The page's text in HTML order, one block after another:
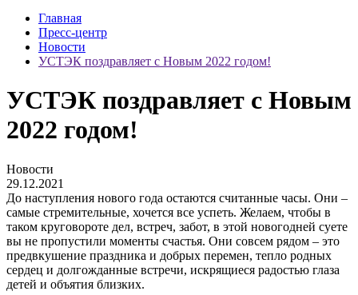
Главная
Пресс-центр
Новости
УСТЭК поздравляет с Новым 2022 годом!
УСТЭК поздравляет с Новым
2022 годом!
Новости
29.12.2021
До наступления нового года остаются считанные часы. Они –
самые стремительные, хочется все успеть. Желаем, чтобы в
таком круговороте дел, встреч, забот, в этой новогодней суете
вы не пропустили моменты счастья. Они совсем рядом – это
предвкушение праздника и добрых перемен, тепло родных
сердец и долгожданные встречи, искрящиеся радостью глаза
детей и объятия близких.